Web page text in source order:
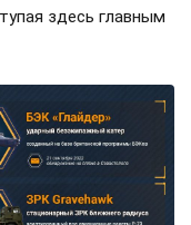
здесь главным